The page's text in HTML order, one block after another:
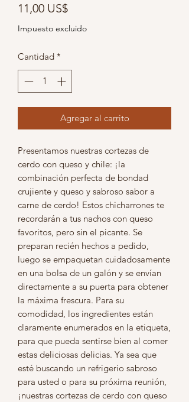
11,00 US$Precio
Impuesto excluido
Cantidad *
Agregar al carrito
Presentamos nuestras cortezas de
cerdo con queso y chile: ¡la
combinación perfecta de bondad
crujiente y queso y sabroso sabor a
carne de cerdo! Estos chicharrones te
recordarán a tus nachos con queso
favoritos, pero sin el picante. Se
preparan recién hechos a pedido,
luego se empaquetan cuidadosamente
en una bolsa de un galón y se envían
directamente a su puerta para obtener
la máxima frescura. Para su
comodidad, los ingredientes están
claramente enumerados en la etiqueta,
para que pueda sentirse bien al comer
estas deliciosas delicias. Ya sea que
esté buscando un refrigerio sabroso
para usted o para su próxima reunión,
¡nuestras cortezas de cerdo con queso